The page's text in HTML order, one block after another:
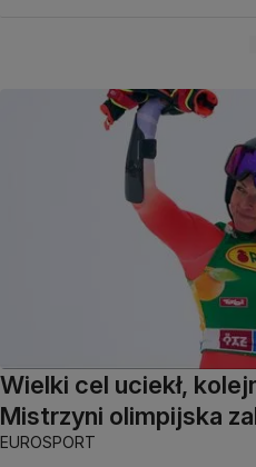
Wielki cel uciekł,
Mistrzyni olimpijska
EUROSPORT